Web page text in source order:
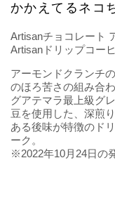
かかえてるネコ
Artisanチョコレート
Artisanドリップコー
アーモンドクランチ
のほろ苦さの組み合
グアテマラ最上級グ
豆を使用した、深煎
ある後味が特徴のド
ーク。
※2022年10月24日の